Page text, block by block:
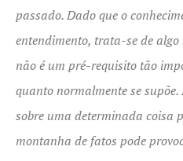
passado. Dado que o
entendimento, trata-se de
não é um pré-requisito tão
quanto normalmente se
sobre uma determinada coisa
montanha de fatos pode